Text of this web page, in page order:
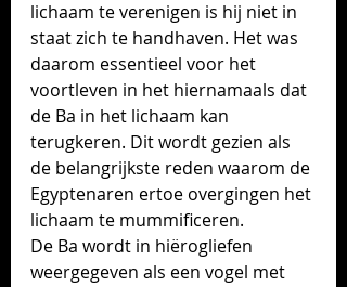
lichaam te verenigen is hij niet in
staat zich te handhaven. Het was
daarom essentieel voor het
voortleven in het hiernamaals dat
de Ba in het lichaam kan
terugkeren. Dit wordt gezien als
de belangrijkste reden waarom de
Egyptenaren ertoe overgingen het
lichaam te mummificeren.
De Ba wordt in hiërogliefen
weergegeven als een vogel met